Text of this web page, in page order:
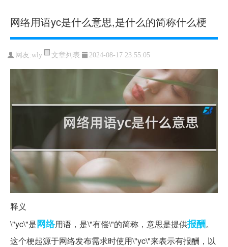
网络用语yc是什么意思,是什么的简称什么梗
网友:wly 文章列表 2024-08-17 23:55:05
释义
\"yc\"是网络用语，是\"有偿\"的简称，意思是提供报酬。
这个梗起源于网络发布需求时使用\"yc\"来表示有报酬，以